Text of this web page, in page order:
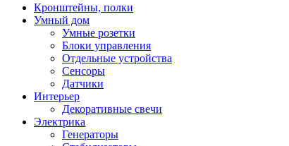
Кронштейны, полки
Умный дом
Умные розетки
Блоки управления
Отдельные устройства
Сенсоры
Датчики
Интерьер
Декоративные свечи
Электрика
Генераторы